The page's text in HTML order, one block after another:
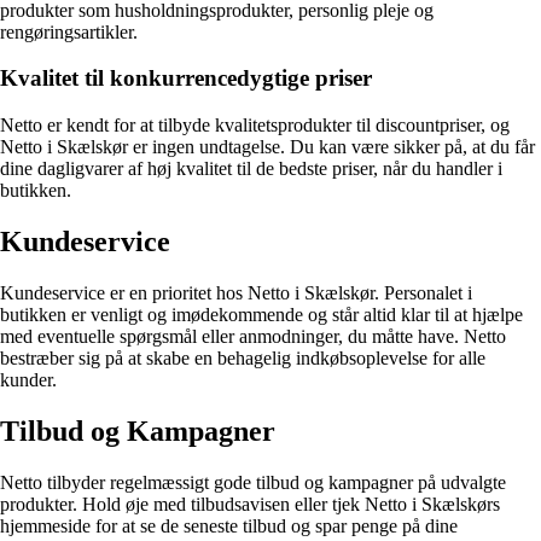
produkter som husholdningsprodukter, personlig pleje og
rengøringsartikler.
Kvalitet til konkurrencedygtige priser
Netto er kendt for at tilbyde kvalitetsprodukter til discountpriser, og
Netto i Skælskør er ingen undtagelse. Du kan være sikker på, at du får
dine dagligvarer af høj kvalitet til de bedste priser, når du handler i
butikken.
Kundeservice
Kundeservice er en prioritet hos Netto i Skælskør. Personalet i
butikken er venligt og imødekommende og står altid klar til at hjælpe
med eventuelle spørgsmål eller anmodninger, du måtte have. Netto
bestræber sig på at skabe en behagelig indkøbsoplevelse for alle
kunder.
Tilbud og Kampagner
Netto tilbyder regelmæssigt gode tilbud og kampagner på udvalgte
produkter. Hold øje med tilbudsavisen eller tjek Netto i Skælskørs
hjemmeside for at se de seneste tilbud og spar penge på dine